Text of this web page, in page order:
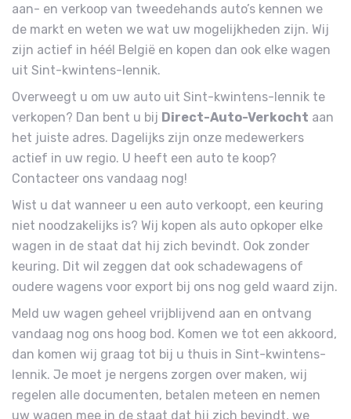
aan- en verkoop van tweedehands auto’s kennen we
de markt en weten we wat uw mogelijkheden zijn. Wij
zijn actief in héél België en kopen dan ook elke wagen
uit Sint-kwintens-lennik.
Overweegt u om uw auto uit Sint-kwintens-lennik te
verkopen? Dan bent u bij Direct-Auto-Verkocht aan
het juiste adres. Dagelijks zijn onze medewerkers
actief in uw regio. U heeft een auto te koop?
Contacteer ons vandaag nog!
Wist u dat wanneer u een auto verkoopt, een keuring
niet noodzakelijks is? Wij kopen als auto opkoper elke
wagen in de staat dat hij zich bevindt. Ook zonder
keuring. Dit wil zeggen dat ook schadewagens of
oudere wagens voor export bij ons nog geld waard zijn.
Meld uw wagen geheel vrijblijvend aan en ontvang
vandaag nog ons hoog bod. Komen we tot een akkoord,
dan komen wij graag tot bij u thuis in Sint-kwintens-
lennik. Je moet je nergens zorgen over maken, wij
regelen alle documenten, betalen meteen en nemen
uw wagen mee in de staat dat hij zich bevindt, we